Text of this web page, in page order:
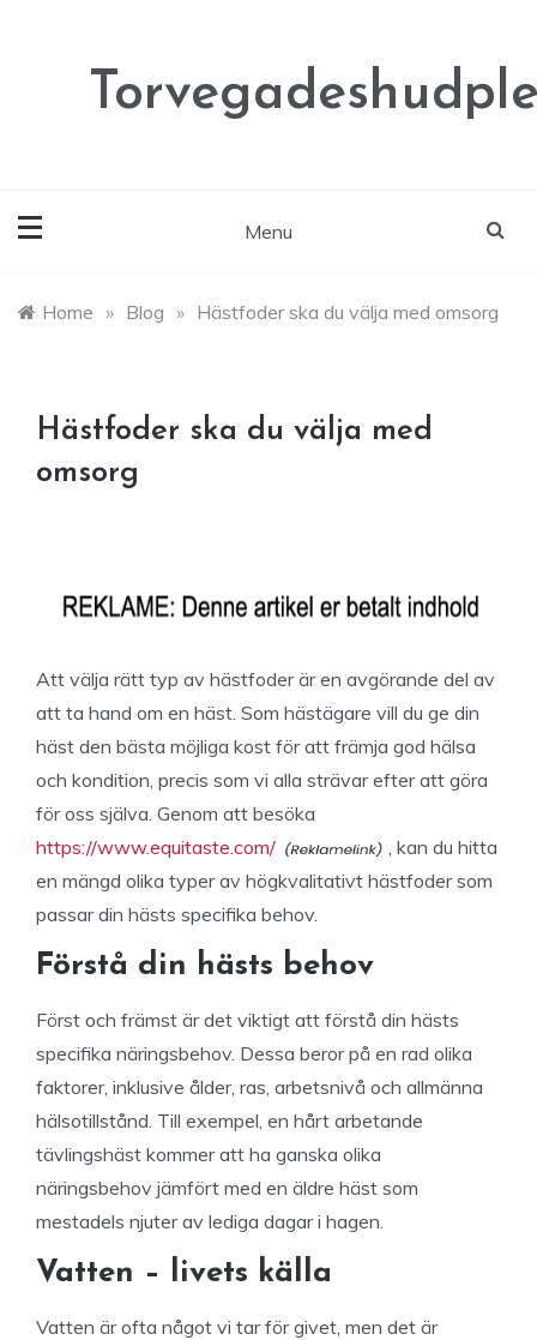
Menu
Home » Blog » Hästfoder ska du välja med omsorg
Hästfoder ska du välja med
omsorg
Att välja rätt typ av hästfoder är en avgörande del av
att ta hand om en häst. Som hästägare vill du ge din
häst den bästa möjliga kost för att främja god hälsa
och kondition, precis som vi alla strävar efter att göra
för oss själva. Genom att besöka
https://www.equitaste.com/
, kan du hitta
en mängd olika typer av högkvalitativt hästfoder som
passar din hästs specifika behov.
Förstå din hästs behov
Först och främst är det viktigt att förstå din hästs
specifika näringsbehov. Dessa beror på en rad olika
faktorer, inklusive ålder, ras, arbetsnivå och allmänna
hälsotillstånd. Till exempel, en hårt arbetande
tävlingshäst kommer att ha ganska olika
näringsbehov jämfört med en äldre häst som
mestadels njuter av lediga dagar i hagen.
Vatten – livets källa
Vatten är ofta något vi tar för givet, men det är